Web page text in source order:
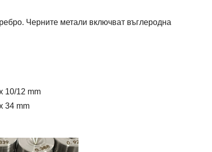
Черните метали включват въглеродна
10/12 mm
34 mm